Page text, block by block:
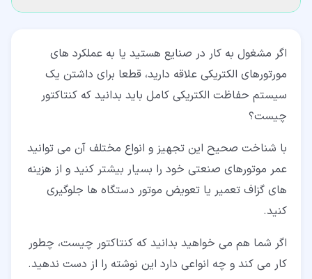
۲‏- کنتاکتور چگونه کار می کند؟
۲‏-‏۱‏- ورودی سیم پیچ کنتاکتور چیست؟
۳‏- تفاوت عملکرد رله با کنتاکتور چیست؟
۴‏- کنترل موتور با کنتاکتور ها
۵‏- انواع کنتاکتور
contactor)
اگر مشغول به کار در صنایع هستید یا به عملکرد های
مورتورهای الکتریکی علاقه دارید، قطعا برای داشتن یک
سیستم حفاظت الکتریکی کامل باید بدانید که کنتاکتور
چیست؟
با شناخت صحیح این تجهیز و انواع مختلف آن می توانید
عمر موتورهای صنعتی خود را بسیار بیشتر کنید و از هزینه
های گزاف تعمیر یا تعویض موتور دستگاه ها جلوگیری
کنید.
اگر شما هم می خواهید بدانید که کنتاکتور چیست، چطور
کار می کند و چه انواعی دارد این نوشته را از دست ندهید.